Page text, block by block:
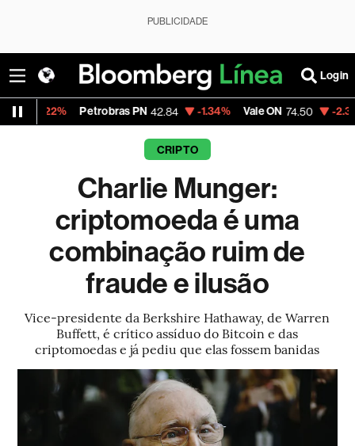
PUBLICIDADE
Login
Petrobras PN 42.84 -1.34% Vale ON 74.50 -2.33% Itaú
CRIPTO
Charlie Munger:
criptomoeda é uma
combinação ruim de
fraude e ilusão
Vice-presidente da Berkshire Hathaway, de Warren
Buffett, é crítico assíduo do Bitcoin e das
criptomoedas e já pediu que elas fossem banidas